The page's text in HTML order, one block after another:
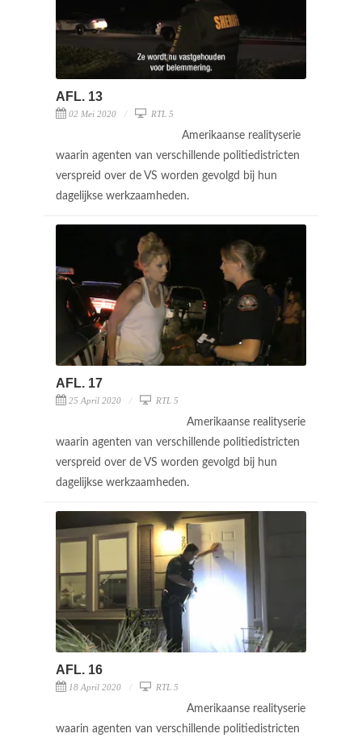
AFL. 13
02 Mei 2020 RTL 5
Amerikaanse realityserie
waarin agenten van verschillende politiedistricten
verspreid over de VS worden gevolgd bij hun
dagelijkse werkzaamheden.
AFL. 17
25 April 2020 RTL 5
Amerikaanse realityserie
waarin agenten van verschillende politiedistricten
verspreid over de VS worden gevolgd bij hun
dagelijkse werkzaamheden.
AFL. 16
18 April 2020 RTL 5
Amerikaanse realityserie
waarin agenten van verschillende politiedistricten